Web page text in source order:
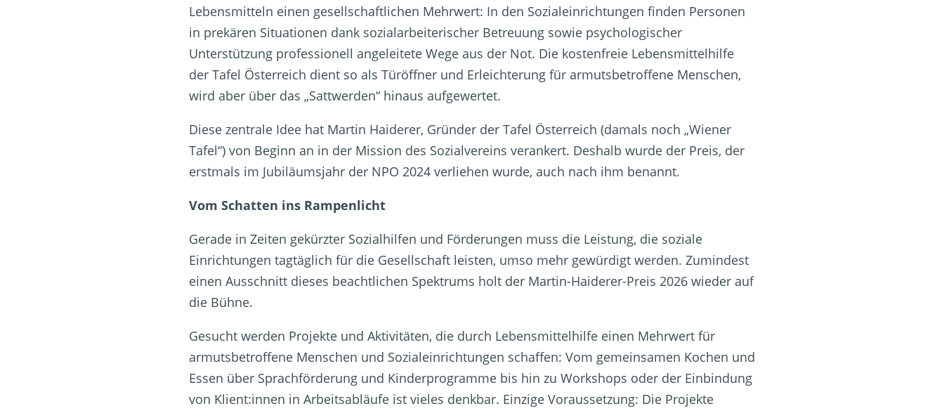
Lebensmitteln einen gesellschaftlichen Mehrwert: In den Sozialeinrichtungen finden Personen
in prekären Situationen dank sozialarbeiterischer Betreuung sowie psychologischer
Unterstützung professionell angeleitete Wege aus der Not. Die kostenfreie Lebensmittelhilfe
der Tafel Österreich dient so als Türöffner und Erleichterung für armutsbetroffene Menschen,
wird aber über das „Sattwerden“ hinaus aufgewertet.
Diese zentrale Idee hat Martin Haiderer, Gründer der Tafel Österreich (damals noch „Wiener
Tafel“) von Beginn an in der Mission des Sozialvereins verankert. Deshalb wurde der Preis, der
erstmals im Jubiläumsjahr der NPO 2024 verliehen wurde, auch nach ihm benannt.
Vom Schatten ins Rampenlicht
Gerade in Zeiten gekürzter Sozialhilfen und Förderungen muss die Leistung, die soziale
Einrichtungen tagtäglich für die Gesellschaft leisten, umso mehr gewürdigt werden. Zumindest
einen Ausschnitt dieses beachtlichen Spektrums holt der Martin-Haiderer-Preis 2026 wieder auf
die Bühne.
Gesucht werden Projekte und Aktivitäten, die durch Lebensmittelhilfe einen Mehrwert für
armutsbetroffene Menschen und Sozialeinrichtungen schaffen: Vom gemeinsamen Kochen und
Essen über Sprachförderung und Kinderprogramme bis hin zu Workshops oder der Einbindung
von Klient:innen in Arbeitsabläufe ist vieles denkbar. Einzige Voraussetzung: Die Projekte